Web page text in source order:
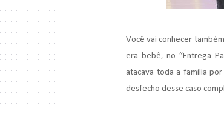
Você vai conhecer
era bebê, no “Entrega
atacava toda a família
desfecho desse caso